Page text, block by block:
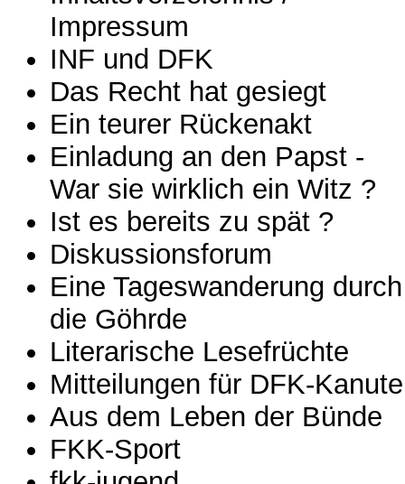
Impressum
INF und DFK
Das Recht hat gesiegt
Ein teurer Rückenakt
Einladung an den Papst -
War sie wirklich ein Witz ?
Ist es bereits zu spät ?
Diskussionsforum
Eine Tageswanderung durch
die Göhrde
Literarische Lesefrüchte
Mitteilungen für DFK-
Aus dem Leben der Bünde
FKK-Sport